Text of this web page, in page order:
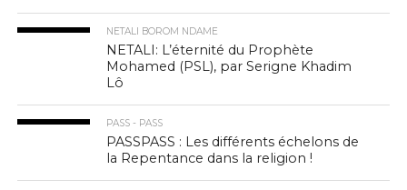
NETALI BOROM NDAME
NETALI: L’éternité du Prophète
Mohamed (PSL), par Serigne Khadim
Lô
PASS - PASS
PASSPASS : Les différents échelons de
la Repentance dans la religion !